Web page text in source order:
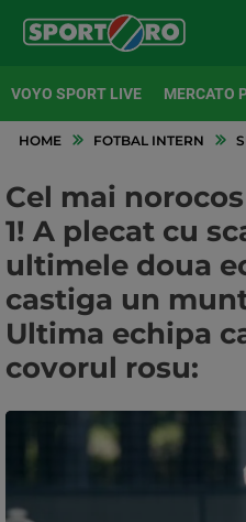
VOYO SPORT LIVE MERCATO
HOME FOTBAL INTERN
Cel mai
1! A plecat cu
ultimele doua
castiga un
Ultima echipa
covorul rosu: